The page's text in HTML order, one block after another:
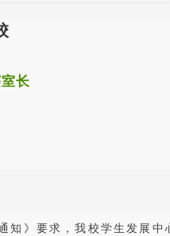
长
》要求，我校学生发展